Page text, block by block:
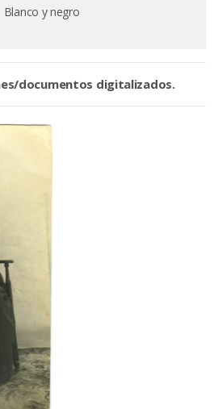
Blanco y negro
documentos digitalizados.